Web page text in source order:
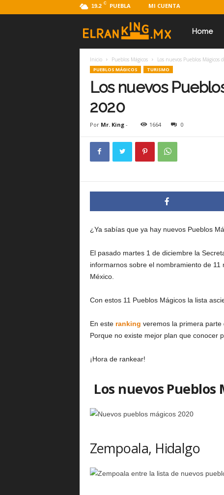
19.2 C PUEBLA MI CUENTA
.
Home
Inicio Pueblos Mágicos Los nuevos Pueblos Mágicos
PUEBLOS MÁGICOS TURISMO
Los nuevos
2020
Por Mr. King- 1664 0
¿Ya sabías que ya hay nuevos Pueblos
El pasado martes 1 de diciembre la
informarnos sobre el nombramiento de
México.
Con estos 11 Pueblos Mágicos la lista
En este ranking veremos la primera parte
Porque no existe mejor plan que conocer
¡Hora de rankear!
Los nuevos Pueblos
Zempoala, Hidalgo